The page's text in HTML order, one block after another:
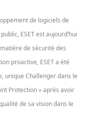
de logiciels de
ESET est aujourd’hui
de sécurité des
proactive, ESET a été
unique Challenger dans le
Protection » après avoir
de sa vision dans le